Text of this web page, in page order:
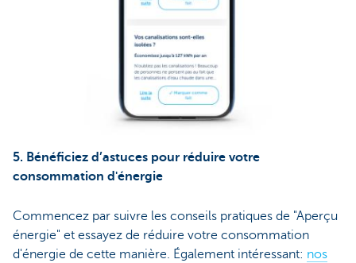
5. Bénéficiez d’astuces pour réduire votre
consommation d'énergie
Commencez par suivre les conseils pratiques de "Aperçu
énergie" et essayez de réduire votre consommation
d'énergie de cette manière. Également intéressant: nos